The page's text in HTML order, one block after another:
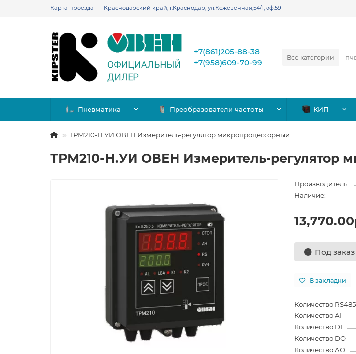
Карта проезда Краснодарский край, г.Краснодар, ул.Кожевенная,54/1, оф.59
Все категории
+7(861)205-88-38
+7(958)609-70-99
Пневматика Преобразователи частоты КИП
ТРМ210-Н.УИ ОВЕН Измеритель-регулятор микропроцессорный
ТРМ210-Н.УИ ОВЕН Измеритель-регулятор
Производитель:
Наличие:
Под заказ
В закладки
Количество RS485
Количество AI
Количество DI
Количество DO
Количество AO